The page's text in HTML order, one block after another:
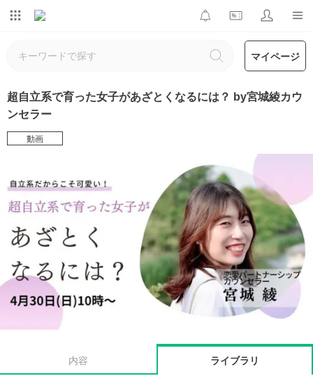
マイページ
超自立系で育った女子があざとくなるには？ by宮城綾カウ
ンセラー
動画
内容 ライブラリ